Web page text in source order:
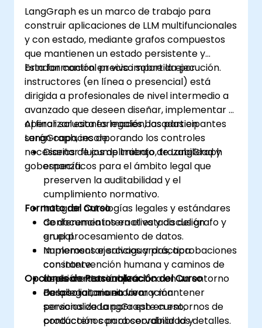
LangGraph es un marco de trabajo para
construir aplicaciones de LLM multifuncionales
y con estado, mediante grafos compuestos
que mantienen un estado persistente y
brindan control preciso sobre la ejecución.
Esta formación en vivo impartida por
instructores (en línea o presencial) está
dirigida a profesionales de nivel intermedio a
avanzado que deseen diseñar, implementar y
operar soluciones legales basadas en
LangGraph, incorporando los controles
necesarios de cumplimiento, trazabilidad y
gobernanza.
Al finalizar esta formación, los participantes
serán capaces de:
Diseñar flujos de trabajo de LangGraph
específicos para el ámbito legal que
preserven la auditabilidad y el
cumplimiento normativo.
Integrar ontologías legales y estándares
de documentos en el estado del grafo y
en el procesamiento de datos.
Implementar salvaguardas, aprobaciones
con intervención humana y caminos de
decisión rastreables.
Desplegar, monitorear y mantener
servicios de LangGraph en entornos de
producción con observabilidad y
Formato del Curso
Conferencia interactiva y discusión
grupal.
Numerosos ejercicios y práctica
constante.
Implementación práctica en un entorno
de laboratorio en vivo.
Opciones de Personalización del Curso
Para solicitar una formación
personalizada para este curso,
contáctenos para coordinar los detalles.